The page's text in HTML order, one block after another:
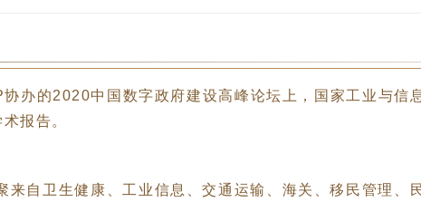
办的2020中国数字政府建设高峰论坛上，国家工业与信
报告。
自卫生健康、工业信息、交通运输、海关、移民管理、